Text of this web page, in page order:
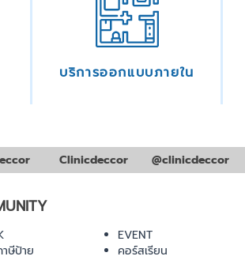
บริการออกแบบภายใน
Clinicdeccor @clinicdeccor
ษีป้าย
EVENT
คอร์สเรียน